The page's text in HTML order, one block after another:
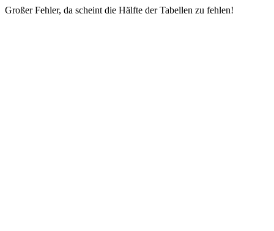
Großer Fehler, da scheint die Hälfte der Tabellen zu fehlen!